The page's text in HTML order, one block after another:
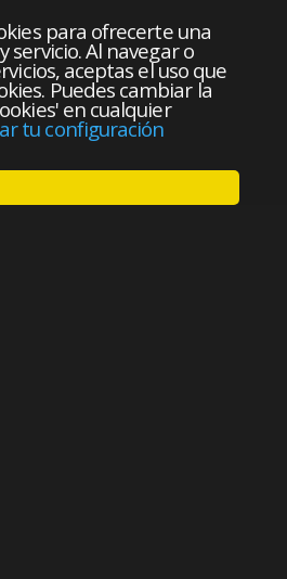
para ofrecerte una
servicio. Al navegar o
aceptas el uso que
Puedes cambiar la
en cualquier
tu configuración